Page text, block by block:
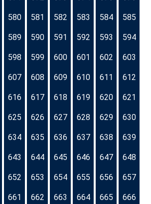
580 581 582 583 584 585
589 590 591 592 593 594
598 599 600 601 602 603
607 608 609 610 611 612
616 617 618 619 620 621
625 626 627 628 629 630
634 635 636 637 638 639
643 644 645 646 647 648
652 653 654 655 656 657
661 662 663 664 665 666